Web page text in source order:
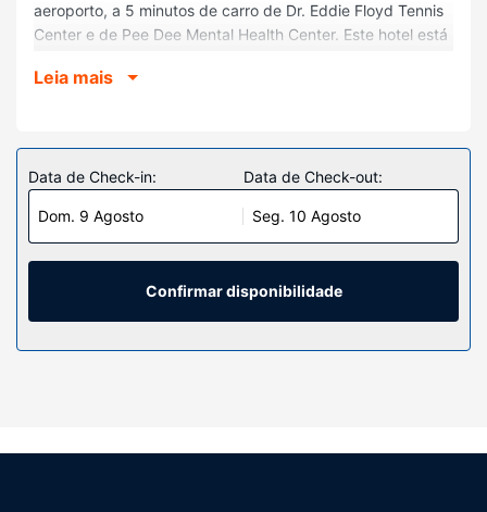
aeroporto, a 5 minutos de carro de Dr. Eddie Floyd Tennis
Center e de Pee Dee Mental Health Center. Este hotel está
km (3,4 mi) de War Between the States Museum.
Sinta-se em casa num dos 73 quartos com ar
condicionado, um frigorífico e um micro-ondas. As camas
têm colchões pillowtop e roupa de alta qualidade. Ao final
do dia, assista a uma seleção de canais por cabo no seu
televisor LED de 55 polegadas. A internet sem fios
permite-lhe estar sempre contactável. As casas de banho
privativas dispõem de uma banheira de imersão total e de
Serviço do hotel
máquina de venda automática.
Leia mais
Data de Check-in:
Dom. 9 Agosto
Data de Check-out:
Seg. 10 Agosto
Confirmar disponibilidade